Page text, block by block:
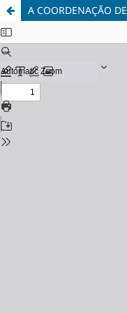
A COORDENAÇÃO